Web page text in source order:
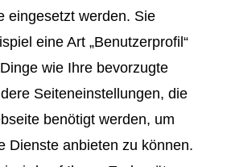
eingesetzt werden. Sie
eine Art „Benutzerprofil“
wie Ihre bevorzugte
Seiteneinstellungen, die
benötigt werden, um
Dienste anbieten zu können.